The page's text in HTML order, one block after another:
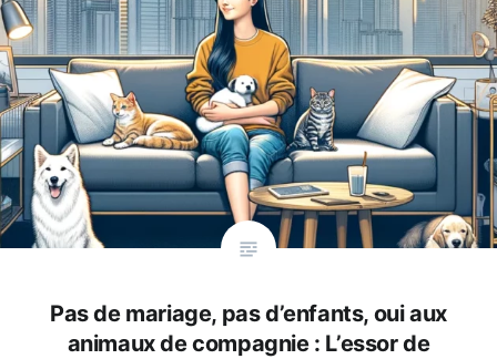
Pas de mariage, pas d’enfants, oui aux
animaux de compagnie : L’essor de